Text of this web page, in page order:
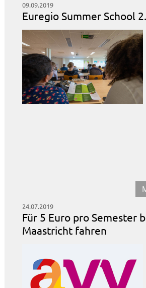
09.09.2019
Euregio Summer School
24.07.2019
Für 5 Euro pro Semester
Maastricht fahren